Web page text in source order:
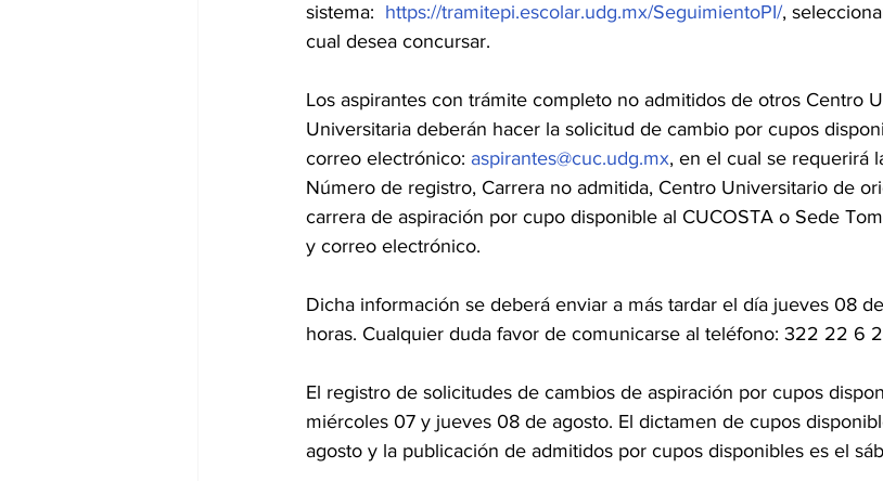
sistema: https://tramitepi.escolar.udg.mx/SeguimientoPI/,
cual desea concursar.
Los aspirantes con trámite completo no admitidos de otros Centro
Universitaria deberán hacer la solicitud de cambio por cupos
correo electrónico: aspirantes@cuc.udg.mx, en el cual se requerirá
Número de registro, Carrera no admitida, Centro Universitario de
carrera de aspiración por cupo disponible al CUCOSTA o Sede
y correo electrónico.
Dicha información se deberá enviar a más tardar el día jueves 08
horas. Cualquier duda favor de comunicarse al teléfono: 322 22 6
El registro de solicitudes de cambios de aspiración por cupos
miércoles 07 y jueves 08 de agosto. El dictamen de cupos
agosto y la publicación de admitidos por cupos disponibles es el